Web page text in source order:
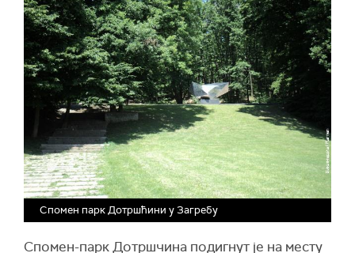
Спомен парк Дотршћини у Загребу
Спомен-парк Дотршчина подигнут је на месту